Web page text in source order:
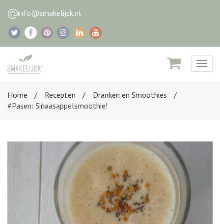
info@smakelijck.nl
Home
Recepten
Dranken en Smoothies
#Pasen: Sinaasappelsmoothie!